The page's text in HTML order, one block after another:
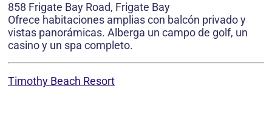
858 Frigate Bay Road, Frigate Bay
Ofrece habitaciones amplias con balcón privado y
vistas panorámicas. Alberga un campo de golf, un
casino y un spa completo.
Timothy Beach Resort